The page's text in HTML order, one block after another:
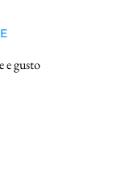
e gusto